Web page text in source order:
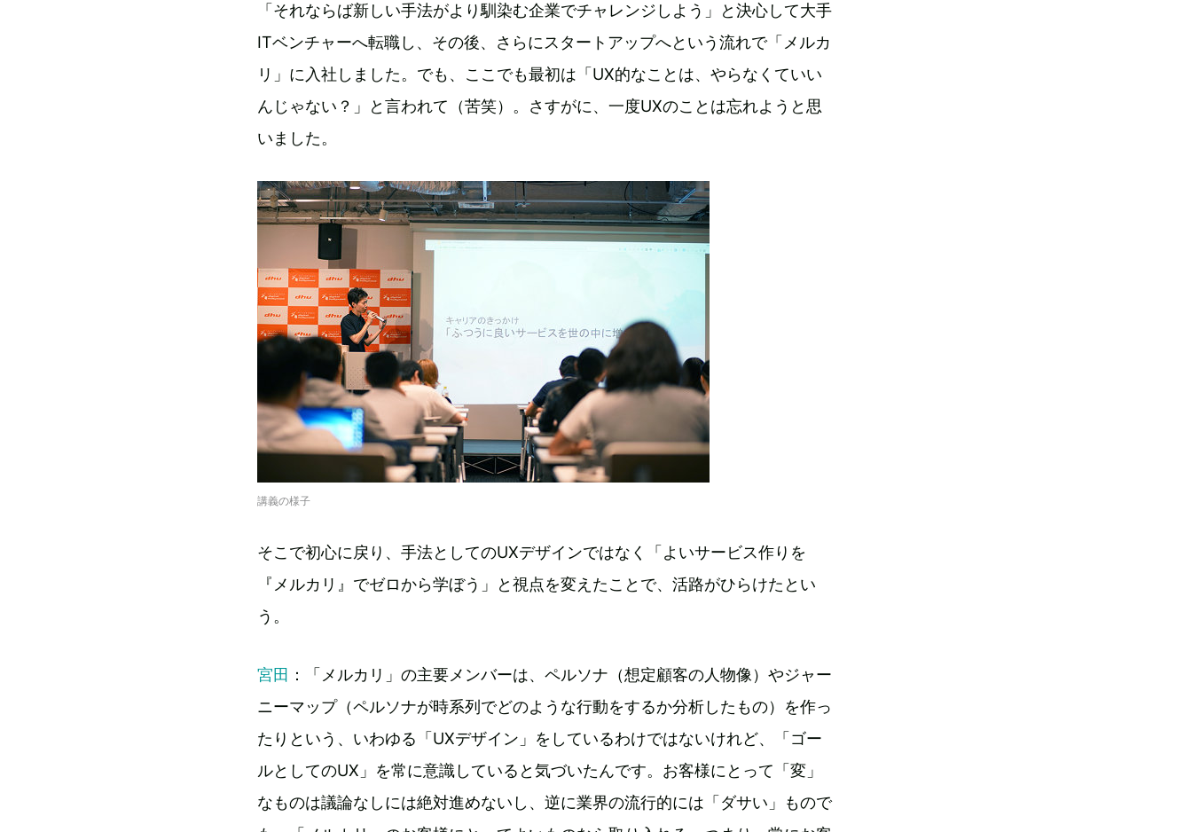
「それならば新しい手法がより馴染む企業でチャレンジしよう」と決心して大手
ITベンチャーへ転職し、その後、さらにスタートアップへという流れで「メルカ
リ」に入社しました。でも、ここでも最初は「UX的なことは、やらなくていい
んじゃない？」と言われて（苦笑）。さすがに、一度UXのことは忘れようと思
いました。
講義の様子
そこで初心に戻り、手法としてのUXデザインではなく「よいサービス作りを
『メルカリ』でゼロから学ぼう」と視点を変えたことで、活路がひらけたとい
う。
宮田 ：「メルカリ」の主要メンバーは、ペルソナ（想定顧客の人物像）やジャー
ニーマップ（ペルソナが時系列でどのような行動をするか分析したもの）を作っ
たりという、いわゆる「UXデザイン」をしているわけではないけれど、「ゴー
ルとしてのUX」を常に意識していると気づいたんです。お客様にとって「変」
なものは議論なしには絶対進めないし、逆に業界の流行的には「ダサい」もので